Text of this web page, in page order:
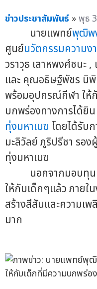
ข่าวประชาสัมพันธ์ »พุธ
นายแพทย์พุฒิพ
ศูนย์นวัตกรรมความง
วราวุธ เลาหพงศ์ชน
และ คุณอธิษฐ์พัชร นิ
พร้อมอุปกรณ์กีฬา ให้
บกพร่องทางการได้ยิ
ทุ่งมหาเมฆ โดยได้รับ
มะลิวัลย์ ภูริปรีชา รอง
ทุ่งมหาเมฆ
นอกจากมอบทุนก
ให้กับเด็กๆแล้ว ภายใ
สร้างสีสันและความเ
มาก